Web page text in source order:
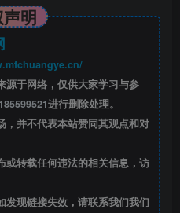
明
源于网络，仅供大家学习与参
进行删除处理。
，并不代表本站赞同其观点和对
或转载任何违法的相关信息，访
发现链接失效，请联系我们我们